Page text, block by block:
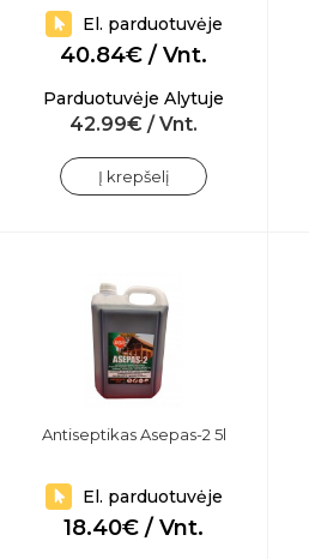
El. parduotuvėje
40.84€ / Vnt.
Parduotuvėje Alytuje
42.99€ / Vnt.
Į krepšelį
Antiseptikas Asepas-2 5l
El. parduotuvėje
18.40€ / Vnt.